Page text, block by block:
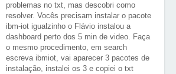
problemas no txt, mas descobri como
resolver. Vocês precisam instalar o pacote
ibm-iot igualzinho o Flávio instalou a
dashboard perto dos 5 min de video. Faça
o mesmo procedimento, em search
escreva ibmiot, vai aparecer 3 pacotes de
instalação, instalei os 3 e copiei o txt